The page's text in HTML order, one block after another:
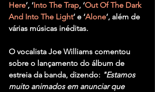
Here’, ‘Into The Trap, ‘Out Of The Dark
And Into The Light’ e ‘Alone’, além de
várias músicas inéditas.
O vocalista Joe Williams comentou
sobre o lançamento do álbum de
estreia da banda, dizendo: "Estamos
muito animados em anunciar que